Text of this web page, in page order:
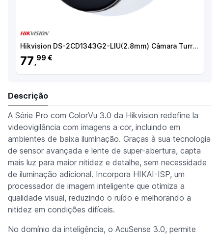
Hikvision DS-2CD1343G2-LIU(2.8mm) Câmara Turret IP, 4 MP, 2.8 mm, 30 m, PoE, IP67, Áudio, WDR (120 dB), Branco - 6931847188986
77,99 €
Descrição
A Série Pro com ColorVu 3.0 da Hikvision redefine la
videovigilância com imagens a cor, incluindo em
ambientes de baixa iluminação. Graças à sua tecnologia
de sensor avançada e lente de super-abertura, capta
mais luz para maior nitidez e detalhe, sem necessidade
de iluminação adicional. Incorpora HIKAI-ISP, um
processador de imagem inteligente que otimiza a
qualidade visual, reduzindo o ruído e melhorando a
nitidez em condições difíceis.
No domínio da inteligência, o AcuSense 3.0, permite